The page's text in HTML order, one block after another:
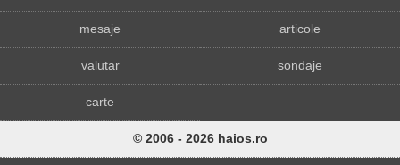
mesaje articole
valutar sondaje
carte
© 2006 - 2026 haios.ro